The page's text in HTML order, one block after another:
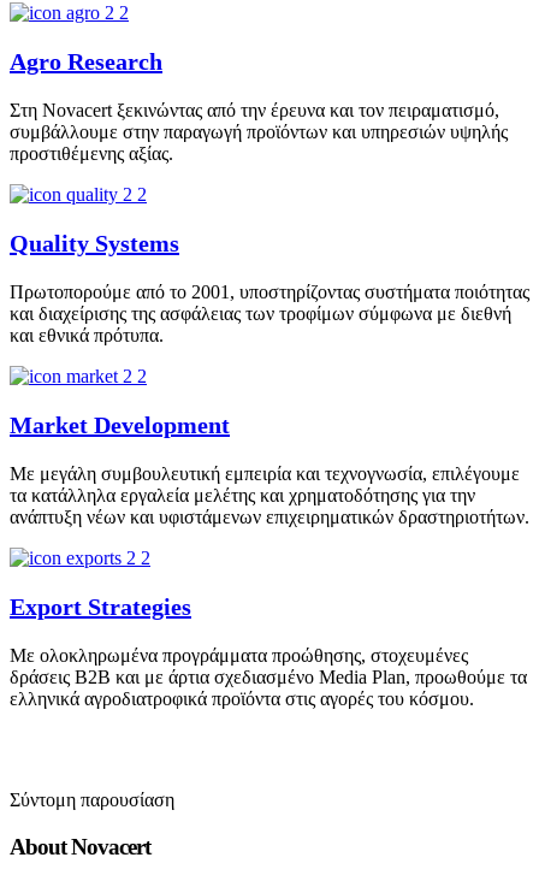
Agro Research
Στη Novacert ξεκινώντας από την έρευνα και τον πειραματισμό,
συμβάλλουμε στην παραγωγή προϊόντων και υπηρεσιών υψηλής
προστιθέμενης αξίας.
Quality Systems
Πρωτοπορούμε από το 2001, υποστηρίζοντας συστήματα ποιότητας
και διαχείρισης της ασφάλειας των τροφίμων σύμφωνα με διεθνή
και εθνικά πρότυπα.
Market Development
Με μεγάλη συμβουλευτική εμπειρία και τεχνογνωσία, επιλέγουμε
τα κατάλληλα εργαλεία μελέτης και χρηματοδότησης για την
ανάπτυξη νέων και υφιστάμενων επιχειρηματικών δραστηριοτήτων.
Export Strategies
Με ολοκληρωμένα προγράμματα προώθησης, στοχευμένες
δράσεις B2B και με άρτια σχεδιασμένο Media Plan, προωθούμε τα
ελληνικά αγροδιατροφικά προϊόντα στις αγορές του κόσμου.
Σύντομη παρουσίαση
About Novacert